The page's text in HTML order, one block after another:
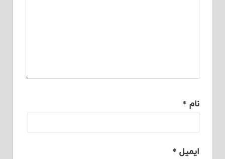
نام *
ایمیل *